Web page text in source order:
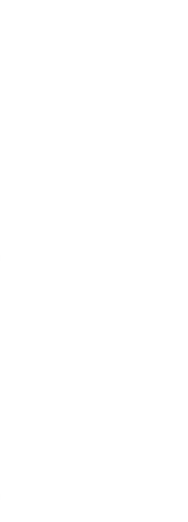
V SHOWROOMU